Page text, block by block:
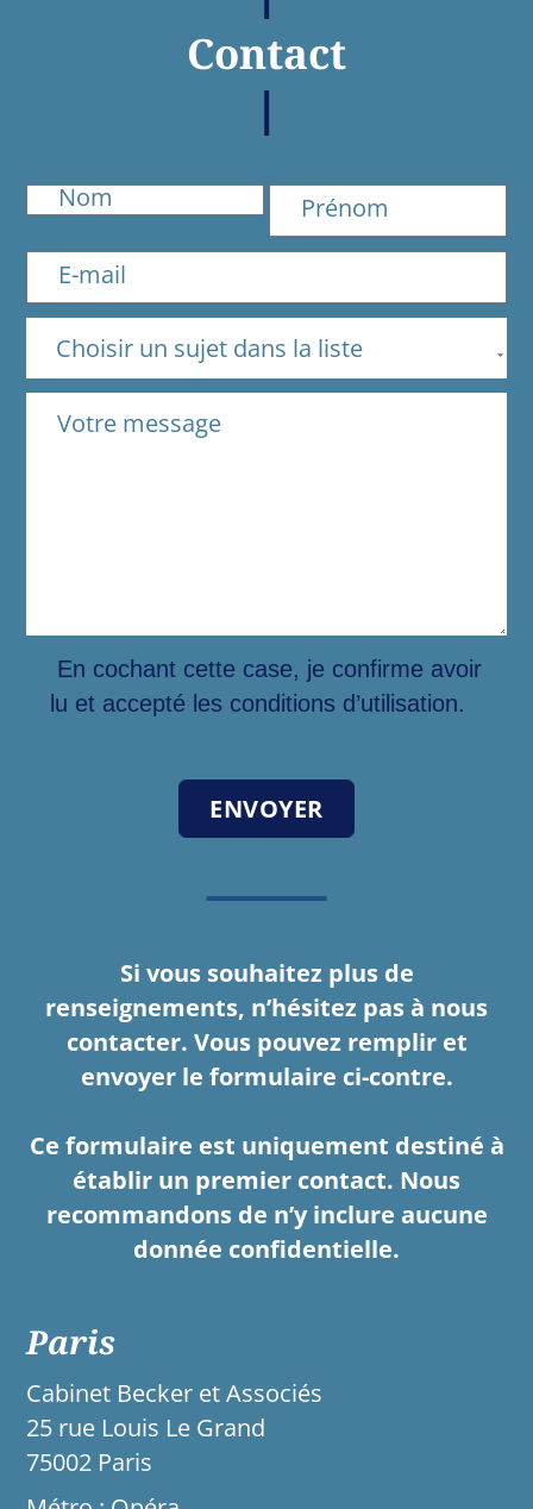
Contact
Choisir un sujet dans la liste
En cochant cette case, je confirme avoir
lu et accepté les conditions d’utilisation.
Si vous souhaitez plus de
renseignements, n’hésitez pas à nous
contacter. Vous pouvez remplir et
envoyer le formulaire ci-contre.
Ce formulaire est uniquement destiné à
établir un premier contact. Nous
recommandons de n’y inclure aucune
donnée confidentielle.
Paris
Cabinet Becker et Associés
25 rue Louis Le Grand
75002 Paris